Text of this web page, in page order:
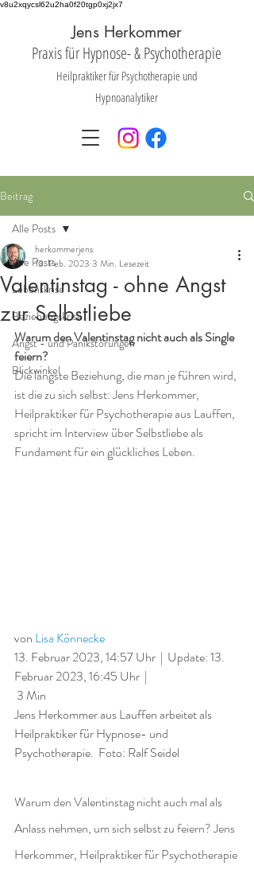
v8u2xqycsl62u2ha0f20tgp0xj2jx7
Jens Herkommer
Praxis für Hypnose- &Psychotherapie
Heilpraktiker für Psychotherapie und
Hypnoanalytiker
Beitrag
Alle Posts
Lebenskrise
Beziehungskrise
Angst - und Panikstörungen
Blickwinkel
Alle Posts
Valentinstag - ohne Angst
zur Selbstliebe
herkommerjens
13. Feb. 2023 3 Min. Lesezeit
Warum den Valentinstag nicht auch als Single
feiern?
Die längste Beziehung, die man je führen wird,
ist die zu sich selbst: Jens Herkommer,
Heilpraktiker für Psychotherapie aus Lauffen,
spricht im Interview über Selbstliebe als
Fundament für ein glückliches Leben.
von Lisa Könnecke
13. Februar 2023, 14:57 Uhr  |  Update: 13.
Februar 2023, 16:45 Uhr  |
3 Min
Jens Herkommer aus Lauffen arbeitet als
Heilpraktiker für Hypnose- und
Psychotherapie.  Foto: Ralf Seidel
Warum den Valentinstag nicht auch mal als
Anlass nehmen, um sich selbst zu feiern? Jens
Herkommer, Heilpraktiker für Psychotherapie